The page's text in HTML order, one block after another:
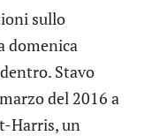
sullo
domenica
Stavo
del 2016 a
Harris, un